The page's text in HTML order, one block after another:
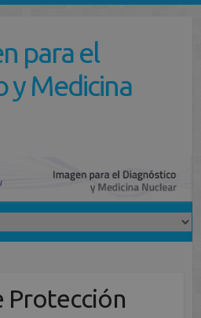
para el
y Medicina
Protección